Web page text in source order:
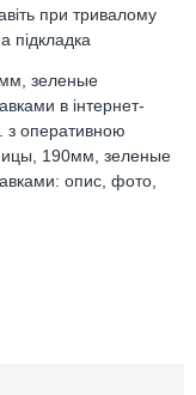
при тривалому
підкладка
зеленые
в інтернет-
з оперативною
190мм, зеленые
опис, фото,